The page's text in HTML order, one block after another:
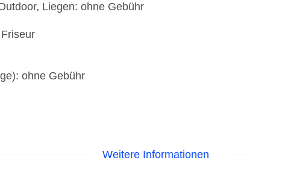
Liegen: ohne Gebühr
ohne Gebühr
Tagungsräume, Tageslicht,
Weitere Informationen